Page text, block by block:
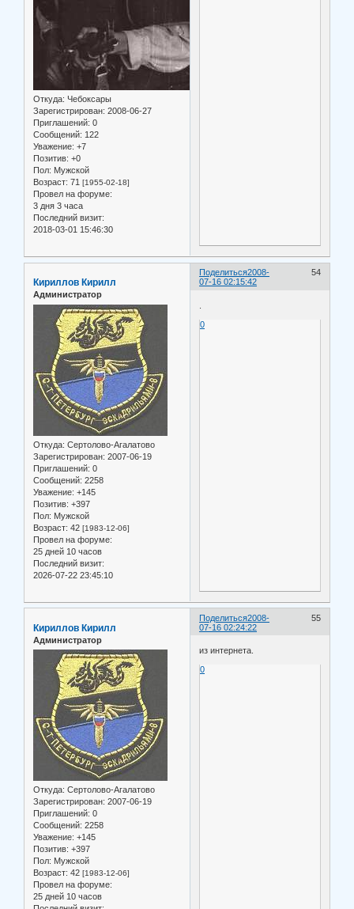
Откуда: Чебоксары
Зарегистрирован: 2008-06-27
Приглашений: 0
Сообщений: 122
Уважение: +7
Позитив: +0
Пол: Мужской
Возраст: 71 [1955-02-18]
Провел на форуме:
3 дня 3 часа
Последний визит:
2018-03-01 15:46:30
Поделиться 54
2008-
07-16 02:15:42
Кириллов Кирилл
Администратор
Откуда: Сертолово-Агалатово
Зарегистрирован: 2007-06-19
Приглашений: 0
Сообщений: 2258
Уважение: +145
Позитив: +397
Пол: Мужской
Возраст: 42 [1983-12-06]
Провел на форуме:
25 дней 10 часов
Последний визит:
2026-07-22 23:45:10
0
Поделиться 55
2008-
07-16 02:24:22
Кириллов Кирилл
Администратор
Откуда: Сертолово-Агалатово
Зарегистрирован: 2007-06-19
Приглашений: 0
Сообщений: 2258
Уважение: +145
Позитив: +397
Пол: Мужской
Возраст: 42 [1983-12-06]
Провел на форуме:
25 дней 10 часов
из интернета.
0